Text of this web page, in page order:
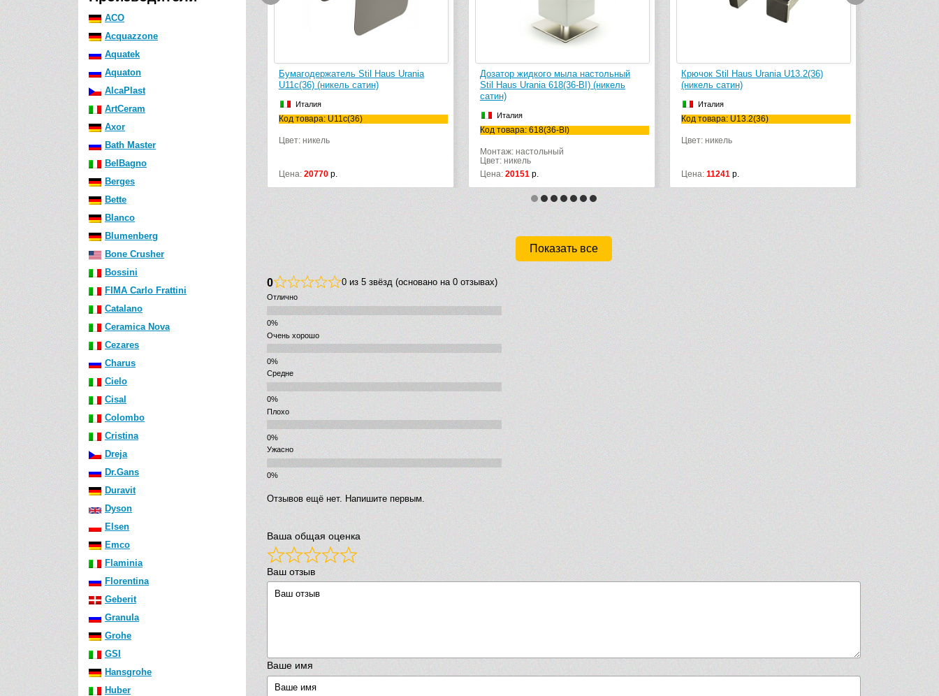
ACO
Acquazzone
Aquatek
Aquaton
AlcaPlast
ArtCeram
Axor
Bath Master
BelBagno
Berges
Bette
Blanco
Blumenberg
Bone Crusher
Bossini
FIMA Carlo Frattini
Catalano
Ceramica Nova
Cezares
Charus
Cielo
Cisal
Colombo
Cristina
Dreja
Dr.Gans
Duravit
Dyson
Elsen
Emco
Flaminia
Florentina
Geberit
Granula
Grohe
GSI
Hansgrohe
Huber
Бумагодержатель Stil Haus Urania
U11(36) (никель сатин)
Италия
Цвет: никель
Бумагодержатель Stil Haus Urania
U11c(36) (никель сатин)
Италия
Код товара: U11c(36)
Цвет: никель
Цена: 20770 р.
Дозатор жидкого мыла настольный
Stil Haus Urania 618(36-BI) (никель
сатин)
Италия
Код товара: 618(36-BI)
Монтаж: настольный
Цвет: никель
Цена: 20151 р.
Крючок Stil Haus Urania U13.2(36)
(никель сатин)
Италия
Код товара: U13.2(36)
Цвет: никель
Цена: 11241 р.
Код товара:
Показать все
0 0 из 5 звёзд (основано на 0 отзывах)
Отлично
Очень хорошо
Средне
Плохо
Ужасно
Отзывов ещё нет. Напишите первым.
Ваша общая оценка
Ваш отзыв
Ваше имя